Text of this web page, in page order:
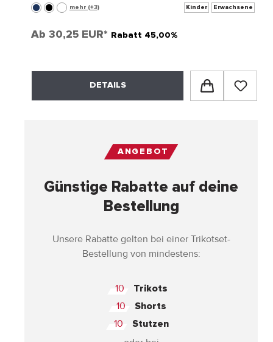
mehr (+3) Kinder Erwachsene
Ab 30,25 EUR* Rabatt 45,00%
DETAILS
ANGEBOT
Günstige Rabatte auf deine
Bestellung
Unsere Rabatte gelten bei einer Trikotset-
Bestellung von mindestens:
10 Trikots
10 Shorts
10 Stutzen